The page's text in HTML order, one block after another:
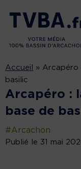
Accueil » Arcapéro
basilic
Arcapéro :
base de
#Arcachon
Publié le 31 mai